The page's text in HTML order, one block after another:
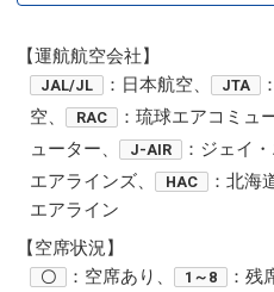
【運航航空会社】
JAL/JL ：日本航空、 JTA
空、
RAC ：琉球エアコミュ
ューター、
J-AIR ：ジェイ・
エアラインズ、
HAC ：北海
エアライン
【空席状況】
〇 ：空席あり、 1～8 ：残